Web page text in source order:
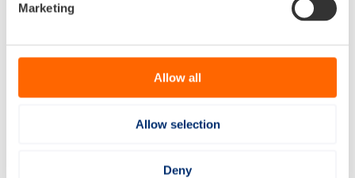
Marketing
Allow all
Allow selection
Deny
MEER INFORMATIE OVER DIT MIIP